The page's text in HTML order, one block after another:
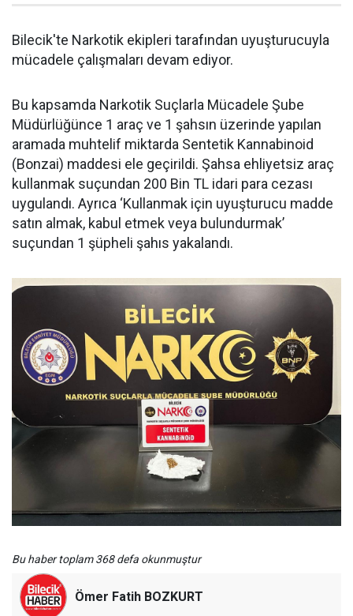
Bilecik'te Narkotik ekipleri tarafından uyuşturucuyla
mücadele çalışmaları devam ediyor.
Bu kapsamda Narkotik Suçlarla Mücadele Şube
Müdürlüğünce 1 araç ve 1 şahsın üzerinde yapılan
aramada muhtelif miktarda Sentetik Kannabinoid
(Bonzai) maddesi ele geçirildi. Şahsa ehliyetsiz araç
kullanmak suçundan 200 Bin TL idari para cezası
uygulandı. Ayrıca ‘Kullanmak için uyuşturucu madde
satın almak, kabul etmek veya bulundurmak’
suçundan 1 şüpheli şahıs yakalandı.
Bu haber toplam 368 defa okunmuştur
Ömer Fatih BOZKURT